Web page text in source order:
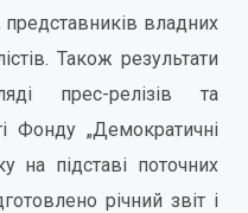
представників владних
Також результати
прес-релізів та
Фонду „Демократичні
на підставі поточних
річний звіт і